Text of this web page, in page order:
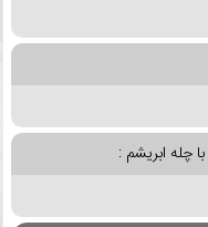
چله ابریشم :